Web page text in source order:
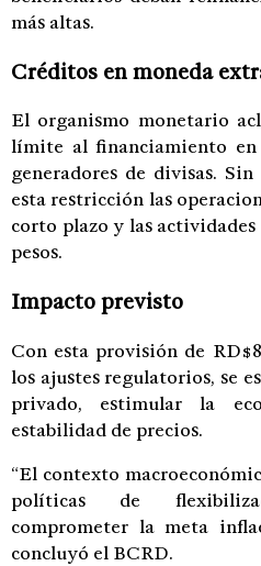
más altas.
Créditos en moneda
El organismo monetario
límite al financiamiento
generadores de divisas.
esta restricción las
corto plazo y las
pesos.
Impacto previsto
Con esta provisión de
los ajustes regulatorios, se
privado, estimular la
estabilidad de precios.
“El contexto
políticas de
comprometer la meta
concluyó el BCRD.